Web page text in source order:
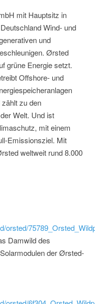
mit Hauptsitz in
Wind- und
und
Ørsted
grüne Energie setzt.
Offshore- und
zu den
Welt. Und ist
mit einem
Emissionsziel. Mit
weltweit rund 8.000
orsted/
Damwild des
der Ørsted-